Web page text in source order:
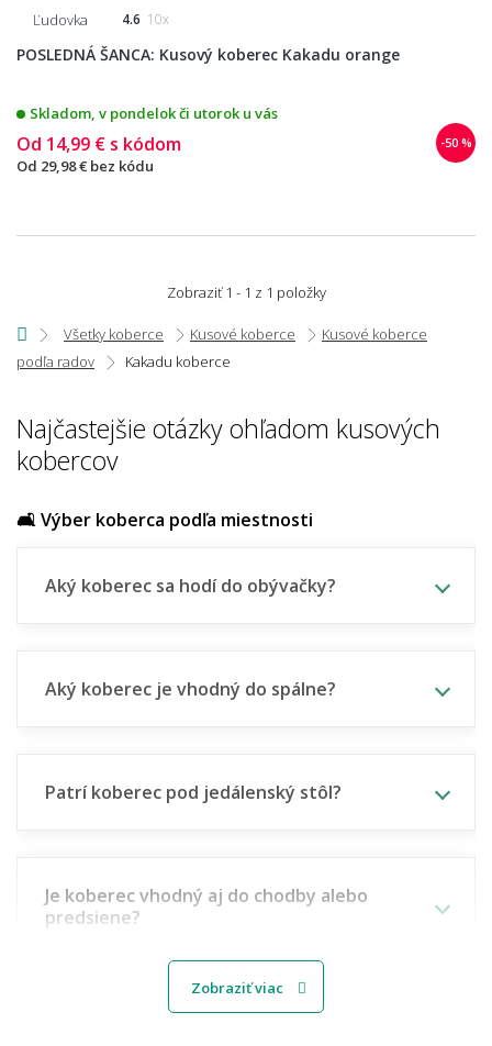
Ľudovka 4.6 10x
POSLEDNÁ ŠANCA: Kusový koberec Kakadu orange
Skladom, v pondelok či utorok u vás
-50 %
Od 14,99 € s kódom
Od 29,98 € bez kódu
Zobraziť 1 - 1 z 1 položky
Všetky koberce Kusové koberce
Kusové koberce
podľa radov
Kakadu koberce
Najčastejšie otázky ohľadom kusových
kobercov
🛋️ Výber koberca podľa miestnosti
Aký koberec sa hodí do obývačky?
Aký koberec je vhodný do spálne?
Patrí koberec pod jedálenský stôl?
Je koberec vhodný aj do chodby alebo
predsiene?
Aký koberec vybrať do detskej izbičky?
Zobraziť viac